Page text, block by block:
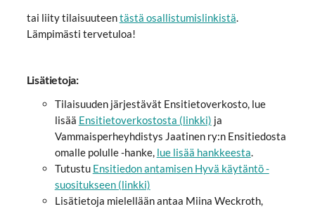
tai liity tilaisuuteentästä osallistumislinkistä.
Lämpimästi tervetuloa!
Lisätietoja:
Tilaisuuden järjestävät Ensitietoverkosto, lue
lisää Ensitietoverkostosta (linkki) ja
Vammaisperheyhdistys Jaatinen ry:n Ensitiedosta
omalle polulle -hanke, lue lisää hankkeesta
Tutustu Ensitiedon antamisen Hyvä käytäntö -
suositukseen (linkki)
Lisätietoja mielellään antaa Miina Weckroth,